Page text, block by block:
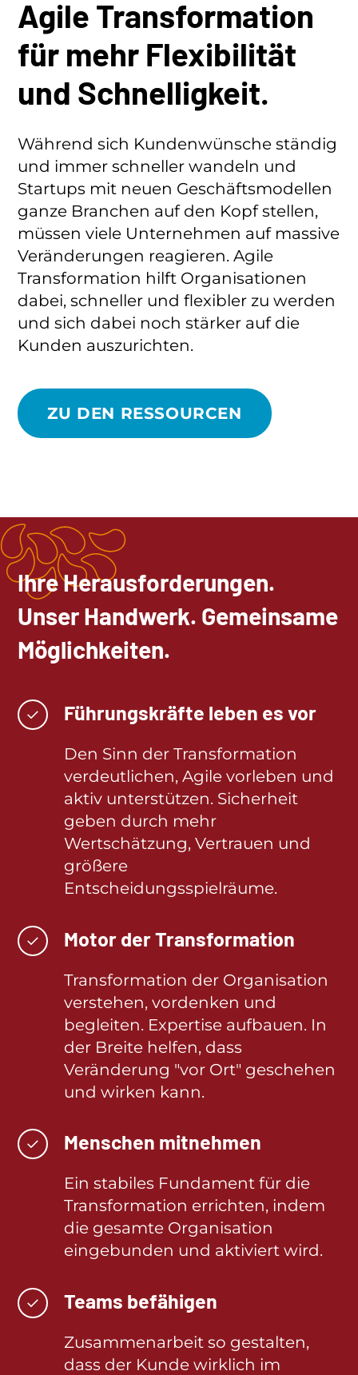
Agile Transformation
für mehr Flexibilität
und Schnelligkeit.
Während sich Kundenwünsche ständig
und immer schneller wandeln und
Startups mit neuen Geschäftsmodellen
ganze Branchen auf den Kopf stellen,
müssen viele Unternehmen auf massive
Veränderungen reagieren. Agile
Transformation hilft Organisationen
dabei, schneller und flexibler zu werden
und sich dabei noch stärker auf die
Kunden auszurichten.
ZU DEN RESSOURCEN
Ihre Herausforderungen.
Unser Handwerk. Gemeinsame
Möglichkeiten.
✓ Führungskräfte leben es vor
Den Sinn der Transformation
verdeutlichen, Agile vorleben und
aktiv unterstützen. Sicherheit
geben durch mehr
Wertschätzung, Vertrauen und
größere
Entscheidungsspielräume.
✓ Motor der Transformation
Transformation der Organisation
verstehen, vordenken und
begleiten. Expertise aufbauen. In
der Breite helfen, dass
Veränderung "vor Ort" geschehen
und wirken kann.
✓ Menschen mitnehmen
Ein stabiles Fundament für die
Transformation errichten, indem
die gesamte Organisation
eingebunden und aktiviert wird.
✓ Teams befähigen
Zusammenarbeit so gestalten,
dass der Kunde wirklich im